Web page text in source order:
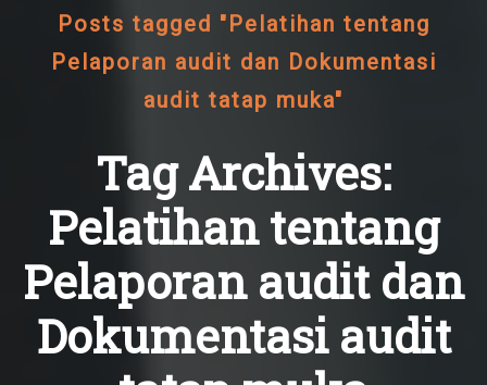
Posts tagged "Pelatihan tentang
Pelaporan audit dan Dokumentasi
audit tatap muka"
Tag Archives:
Pelatihan tentang
Pelaporan audit dan
Dokumentasi audit